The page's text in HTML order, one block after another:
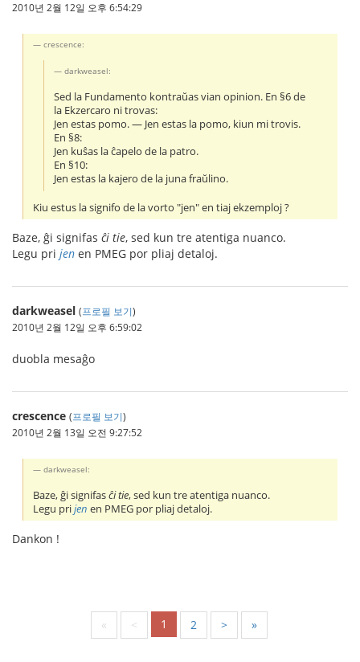
2010년 2월 12일 오후 6:54:29
crescence:
darkweasel:
Sed la Fundamento kontraŭas vian opinion. En §6 de
la Ekzercaro ni trovas:
Jen estas pomo. ― Jen estas la pomo, kiun mi trovis.
En §8:
Jen kuŝas la ĉapelo de la patro.
En §10:
Jen estas la kajero de la juna fraŭlino.
Kiu estus la signifo de la vorto "jen" en tiaj ekzemploj ?
Baze, ĝi signifas ĉi tie, sed kun tre atentiga nuanco.
Legu pri jen en PMEG por pliaj detaloj.
darkweasel (프로필 보기)
2010년 2월 12일 오후 6:59:02
duobla mesaĝo
crescence (프로필 보기)
2010년 2월 13일 오전 9:27:52
darkweasel:
Baze, ĝi signifasĉi tie, sed kun tre atentiga nuanco.
Legu prijen en PMEG por pliaj detaloj.
Dankon !
« < 1 2 > »